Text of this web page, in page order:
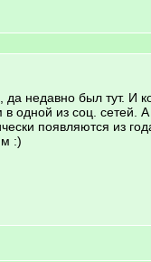
, да недавно был тут. И
в одной из соц. сетей.
появляются из
:)